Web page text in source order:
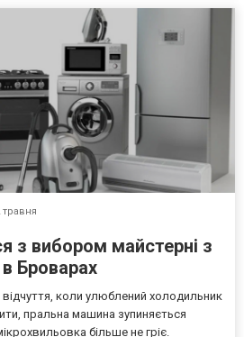
травня
з вибором майстерні з
Броварах
коли улюблений холодильник
пральна машина зупиняється
більше не гріє.